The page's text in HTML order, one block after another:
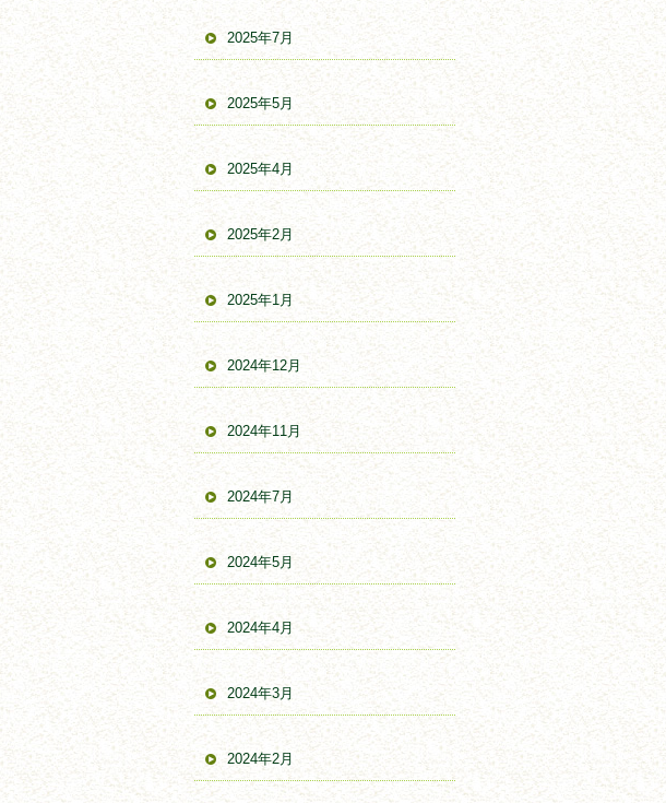
2025年7月
2025年5月
2025年4月
2025年2月
2025年1月
2024年12月
2024年11月
2024年7月
2024年5月
2024年4月
2024年3月
2024年2月